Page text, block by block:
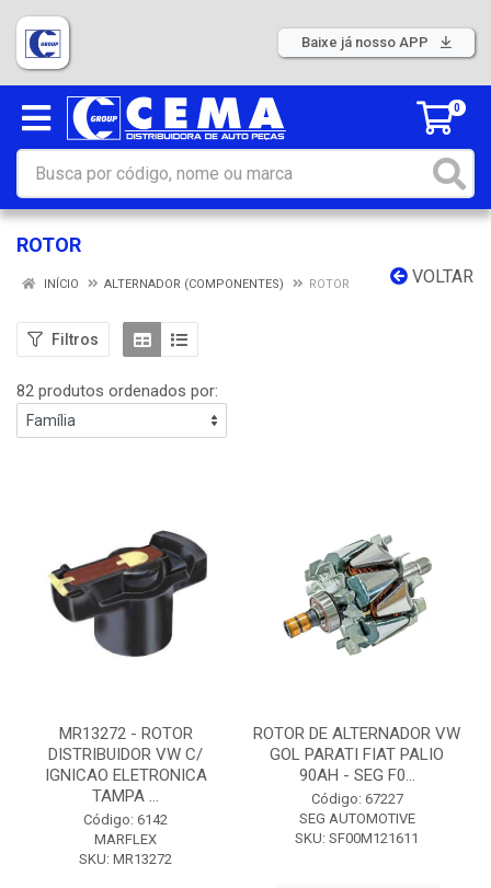
Baixe já nosso APP
0
ROTOR
VOLTAR
INÍCIO ALTERNADOR (COMPONENTES) ROTOR
Filtros
82 produtos ordenados por:
MR13272 - ROTOR
DISTRIBUIDOR VW C/
IGNICAO ELETRONICA
TAMPA ...
Código: 6142
MARFLEX
SKU: MR13272
ROTOR DE ALTERNADOR VW
GOL PARATI FIAT PALIO
90AH - SEG F0...
Código: 67227
SEG AUTOMOTIVE
SKU: SF00M121611